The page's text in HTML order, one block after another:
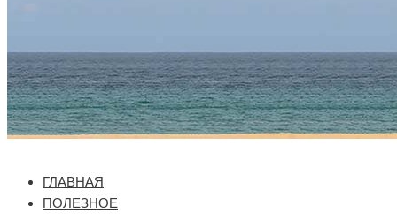
ГЛАВНАЯ
ПОЛЕЗНОЕ